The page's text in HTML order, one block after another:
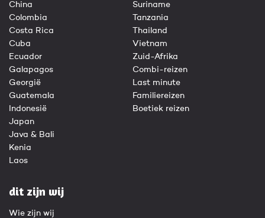
China
Colombia
Costa Rica
Cuba
Ecuador
Galapagos
Georgië
Guatemala
Indonesië
Japan
Java & Bali
Kenia
Laos
Suriname
Tanzania
Thailand
Vietnam
Zuid-Afrika
Combi-reizen
Last minute
Familiereizen
Boetiek reizen
dit zijn wij
Wie zijn wij